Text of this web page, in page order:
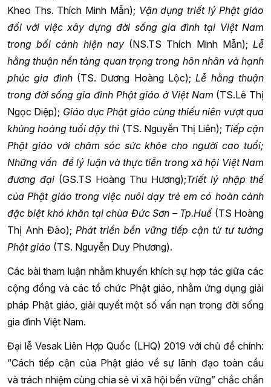
Kheo Ths. Thích Minh Mẫn); Vận dụng triết lý Phật giáo
đối với việc xây dựng đời sống gia đình tại Việt Nam
trong bối cảnh hiện nay(NS.TS Thích Minh Mẫn);Lễ
hằng thuận nền tảng quan trọng trong hôn nhân và hạnh
phúc gia đình(TS. Dương Hoàng Lộc);Lễ hằng thuận
trong đời sống gia đình Phật giáo ở Việt Nam (TS.Lê Thị
Ngọc Diệp); Giáo dục Phật giáo cùng thiếu niên vượt qua
khủng hoảng tuổi dậy thì (TS. Nguyễn Thị Liên); Tiếp cận
Phật giáo với chăm sóc sức khỏe cho người cao tuổi;
Những vấn đề lý luận và thực tiễn trong xã hội Việt Nam
đương đại (GS.TS Hoàng Thu Hương);Triết lý nhập thế
của Phật giáo trong việc nuôi dạy trẻ em có hoàn cảnh
đặc biệt khó khăn tại chùa Đức Sơn – Tp.Huế (TS Hoàng
Thị Anh Đào);Phát triển bền vững tiếp cận từ tư tưởng
Phật giáo (TS. Nguyễn Duy Phương).
Các bài tham luận nhằm khuyến khích sự hợp tác giữa các
cộng đồng và các tổ chức Phật giáo, nhằm ứng dụng giải
pháp Phật giáo, giải quyết một số vấn nạn trong đời sống
gia đình Việt Nam.
Đại lễ Vesak Liên Hợp Quốc (LHQ) 2019 với chủ đề chính:
“Cách tiếp cận của Phật giáo về sự lãnh đạo toàn cầu
và trách nhiệm cùng chia sẻ vì xã hội bền vững” chắc chắn